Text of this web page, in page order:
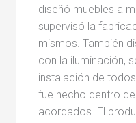
diseñó muebles a
supervisó la
mismos. También
con la iluminación,
instalación de
fue hecho dentro
acordados. El